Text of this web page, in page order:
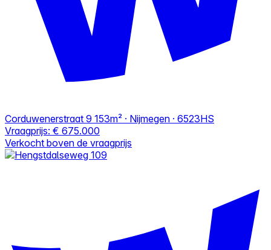
Corduwenerstraat 9 153m² · Nijmegen · 6523HS
Vraagprijs: € 675.000
Verkocht boven de vraagprijs